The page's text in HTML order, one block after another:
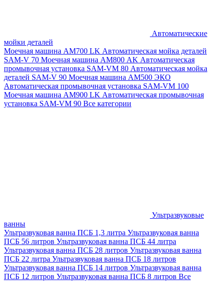
Автоматические
мойки деталей
Моечная машина AM700 LK Автоматическая мойка деталей
SAM-V 70 Моечная машина АМ800 AK Автоматическая
промывочная установка SAM-VM 80 Автоматическая мойка
деталей SAM-V 90 Моечная машина АМ500 ЭКО
Автоматическая промывочная установка SAM-VM 100
Моечная машина AM900 LK Автоматическая промывочная
установка SAM-VM 90 Все категории
Ультразвуковые
ванны
Ультразвуковая ванна ПСБ 1,3 литра Ультразвуковая ванна
ПСБ 56 литров Ультразвуковая ванна ПСБ 44 литра
Ультразвуковая ванна ПСБ 28 литров Ультразвуковая ванна
ПСБ 22 литра Ультразвуковая ванна ПСБ 18 литров
Ультразвуковая ванна ПСБ 14 литров Ультразвуковая ванна
ПСБ 12 литров Ультразвуковая ванна ПСБ 8 литров Все